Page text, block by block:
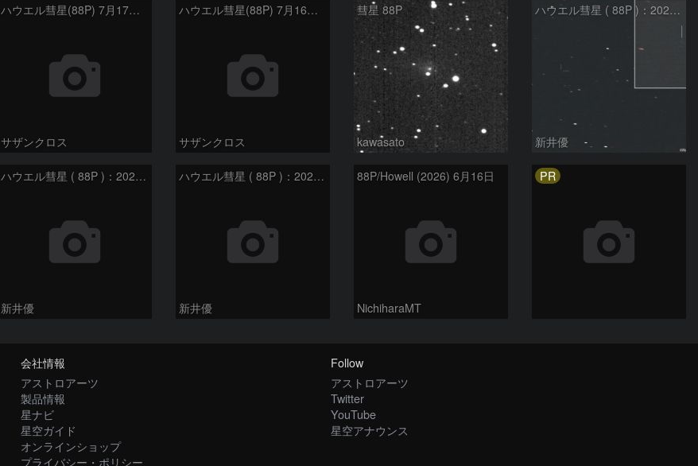
ハウエル彗星(88P) 7月17日 Seestar50
サザンクロス
ハウエル彗星(88P) 7月16日 Seestar50
サザンクロス
彗星 88P
kawasato
ハウエル彗星 ( 88P )：2026/07/20
新井優
ハウエル彗星 ( 88P )：2026/07/09
新井優
ハウエル彗星 ( 88P )：2026/06/23
新井優
88P/Howell (2026) 6月16日
NichiharaMT
PR
会社情報
アストロアーツ
製品情報
星ナビ
星空ガイド
オンラインショップ
プライバシー・ポリシー
Follow
アストロアーツ
Twitter
YouTube
星空アナウンス